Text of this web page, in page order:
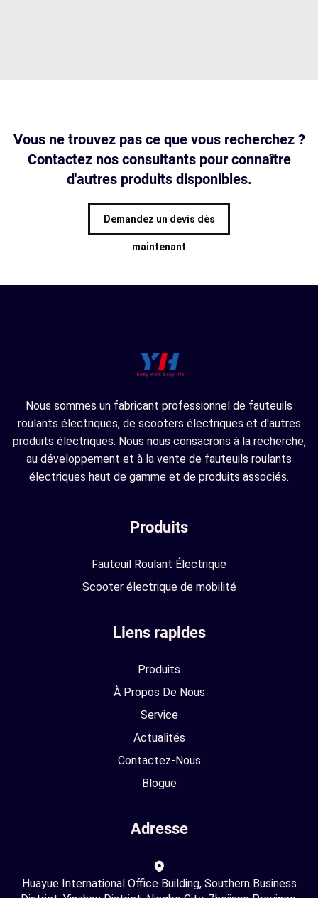
Vous ne trouvez pas ce que vous recherchez ?
Contactez nos consultants pour connaître
d'autres produits disponibles.
Demandez un devis dès
maintenant
Nous sommes un fabricant professionnel de fauteuils
roulants électriques, de scooters électriques et d'autres
produits électriques. Nous nous consacrons à la recherche,
au développement et à la vente de fauteuils roulants
électriques haut de gamme et de produits associés.
Produits
Fauteuil Roulant Électrique
Scooter électrique de mobilité
Liens rapides
Produits
À Propos De Nous
Service
Actualités
Contactez-Nous
Blogue
Adresse
Huayue International Office Building, Southern Business